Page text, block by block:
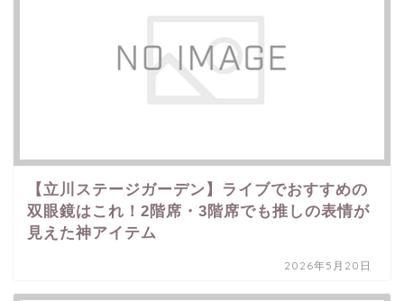
【立川ステージガーデン】ライブでおすすめの
双眼鏡はこれ！2階席・3階席でも推しの表情が
見えた神アイテム
2026年5月20日